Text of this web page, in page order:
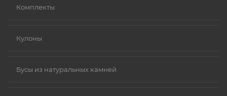
Комплекты
Кулоны
Бусы из натуральных камней